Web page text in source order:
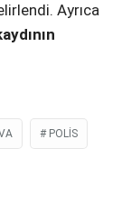
Ayrıca
POLIS